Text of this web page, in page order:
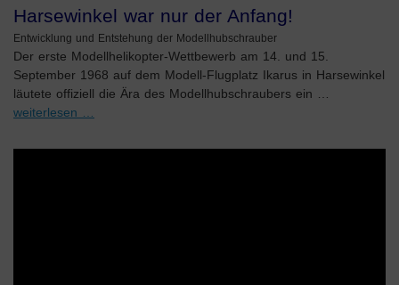
Harsewinkel war nur der Anfang!
Entwicklung und Entstehung der Modellhubschrauber
Der erste Modellhelikopter-Wettbewerb am 14. und 15.
September 1968 auf dem Modell-Flugplatz Ikarus in Harsewinkel
läutete offiziell die Ära des Modellhubschraubers ein …
weiterlesen …